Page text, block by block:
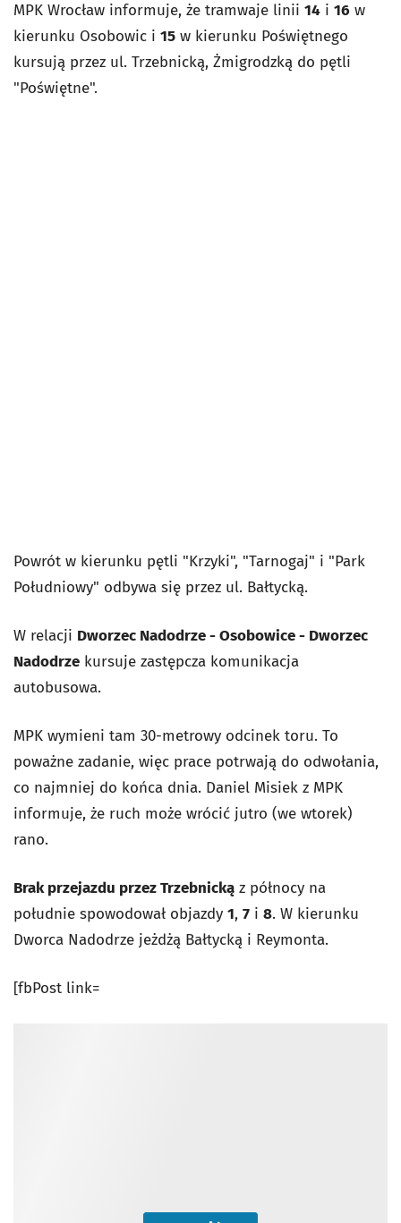
MPK Wrocław informuje, że tramwaje linii 14 i 16 w
kierunku Osobowic i 15 w kierunku Poświętnego
kursują przez ul. Trzebnicką, Żmigrodzką do pętli
"Poświętne".
Powrót w kierunku pętli "Krzyki", "Tarnogaj" i "Park
Południowy" odbywa się przez ul. Bałtycką.
W relacji Dworzec Nadodrze - Osobowice - Dworzec
Nadodrze kursuje zastępcza komunikacja
autobusowa.
MPK wymieni tam 30-metrowy odcinek toru. To
poważne zadanie, więc prace potrwają do odwołania,
co najmniej do końca dnia. Daniel Misiek z MPK
informuje, że ruch może wrócić jutro (we wtorek)
rano.
Brak przejazdu przez Trzebnicką z północy na
południe spowodował objazdy 1, 7 i 8. W kierunku
Dworca Nadodrze jeżdżą Bałtycką i Reymonta.
[fbPost link=